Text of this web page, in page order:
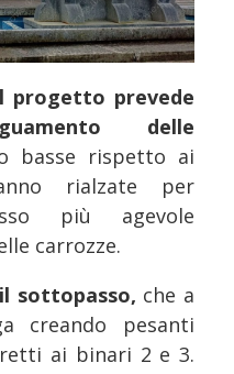
progetto prevede
delle
basse rispetto ai
rialzate per
più agevole
carrozze.
sottopasso, che a
creando pesanti
ai binari 2 e 3.